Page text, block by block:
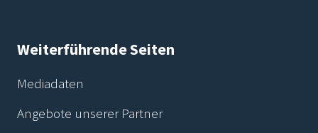
Weiterführende Seiten
Mediadaten
Angebote unserer Partner